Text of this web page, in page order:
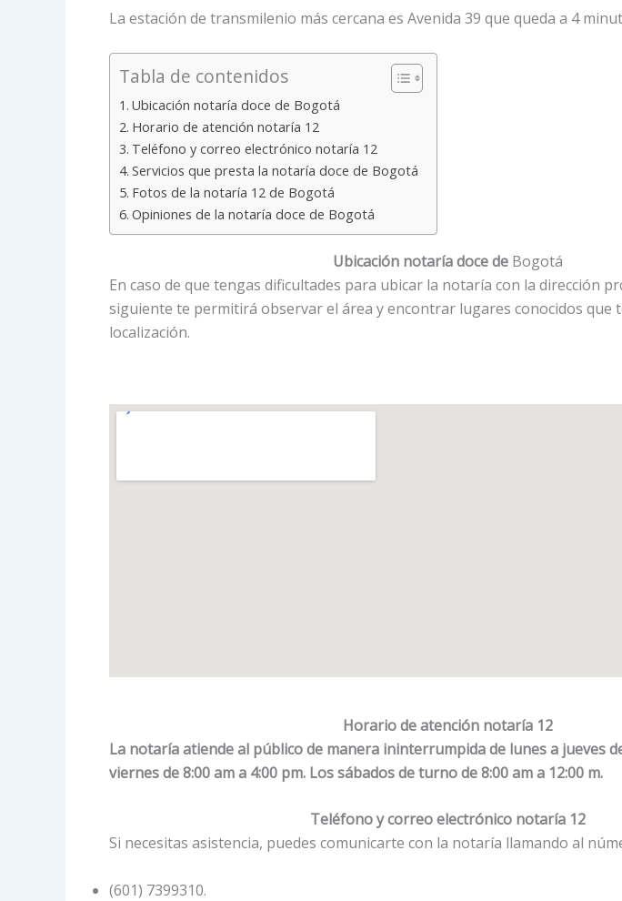
La estación de transmilenio más cercana es Avenida 39 que queda a 4
Tabla de contenidos
Ubicación notaría doce de Bogotá
Horario de atención notaría 12
Teléfono y correo electrónico notaría 12
Servicios que presta la notaría doce de Bogotá
Fotos de la notaría 12 de Bogotá
Opiniones de la notaría doce de Bogotá
Ubicación notaría doce deBogotá
En caso de que tengas dificultades para ubicar la notaría con la dirección
siguiente te permitirá observar el área y encontrar lugares conocidos que
localización.
Horario de atención notaría 12
La notaría atiende al público de manera ininterrumpida de lunes a jueves
viernes de 8:00 am a 4:00 pm. Los sábados de turno de 8:00 am a 12:00 m.
Teléfono y correo electrónico notaría 12
Si necesitas asistencia, puedes comunicarte con la notaría llamando al
(601) 7399310.